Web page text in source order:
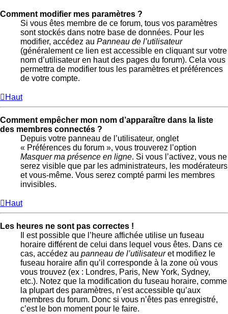
Comment modifier mes paramètres ?
Si vous êtes membre de ce forum, tous vos paramètres
sont stockés dans notre base de données. Pour les
modifier, accédez au Panneau de l’utilisateur
(généralement ce lien est accessible en cliquant sur votre
nom d’utilisateur en haut des pages du forum). Cela vous
permettra de modifier tous les paramètres et préférences
de votre compte.
Haut
Comment empêcher mon nom d’apparaître dans la liste
des membres connectés ?
Depuis votre panneau de l’utilisateur, onglet
« Préférences du forum », vous trouverez l’option
Masquer ma présence en ligne. Si vous l’activez, vous ne
serez visible que par les administrateurs, les modérateurs
et vous-même. Vous serez compté parmi les membres
invisibles.
Haut
Les heures ne sont pas correctes !
Il est possible que l’heure affichée utilise un fuseau
horaire différent de celui dans lequel vous êtes. Dans ce
cas, accédez au panneau de l’utilisateuret modifiez le
fuseau horaire afin qu’il corresponde à la zone où vous
vous trouvez (ex : Londres, Paris, New York, Sydney,
etc.). Notez que la modification du fuseau horaire, comme
la plupart des paramètres, n’est accessible qu’aux
membres du forum. Donc si vous n’êtes pas enregistré,
c’est le bon moment pour le faire.